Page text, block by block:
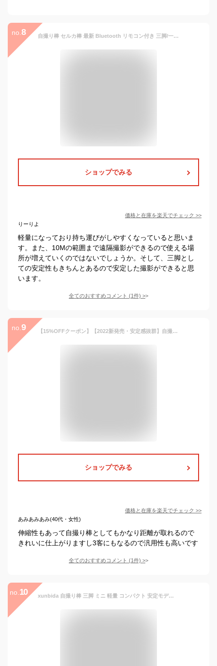
no. 8 自撮り棒 セルカ棒 最新 Bluetooth リモコン付き 三脚/一脚兼用 無線送信 スマホ 5段階伸縮 360°回転ホルダー 角度自由調節 据え置き 手持ち 卓上 カメラ対応 持ち運び便利 ゆうパケット 送料無料
ショップでみる
価格と在庫を楽天でチェック >>
りーりよ
軽量になっており持ち運びがしやすくなっていると思いま
す。また、10Mの範囲まで遠隔撮影ができるので使える場
所が増えていくのではないでしょうか。そして、三脚とし
ての安定性もきちんとあるので安定した撮影ができると思
います。
全てのおすすめコメント (1件) >
no. 9 【15%OFFクーポン】【2022新発売・安定感抜群】自撮り棒 セルカ棒 bluetooth 三脚 スマホ スタンド 無線 リモコン付き じどりぼう カメラ gopro三脚付き iPhone Android対応 伸縮式 110cm 7段階伸縮 折りたたみ 360度回転 コンパクト ワイヤレス 多機能 持ち運び便利
ショップでみる
価格と在庫を楽天でチェック >>
あみあみあみ(40代・女性)
伸縮性もあって自撮り棒としてもかなり距離が取れるので
きれいに仕上がりますし3客にもなるので汎用性も高いです
全てのおすすめコメント (1件) >
no. 10 xunbida 自撮り棒 三脚 ミニ 軽量 コンパクト 安定モデル スマホ Gopro デジカメ兼用【取り外し可能なじどり棒】 セルカ棒 スマホスタンド 三脚/一脚兼用 iphone Android 対応 Bluetooth リモコン付き 360°+270°可調節 折りたたみ式 持ち運び便利 セルフィー/撮影録画/動画鑑賞/ライブ配信に最適